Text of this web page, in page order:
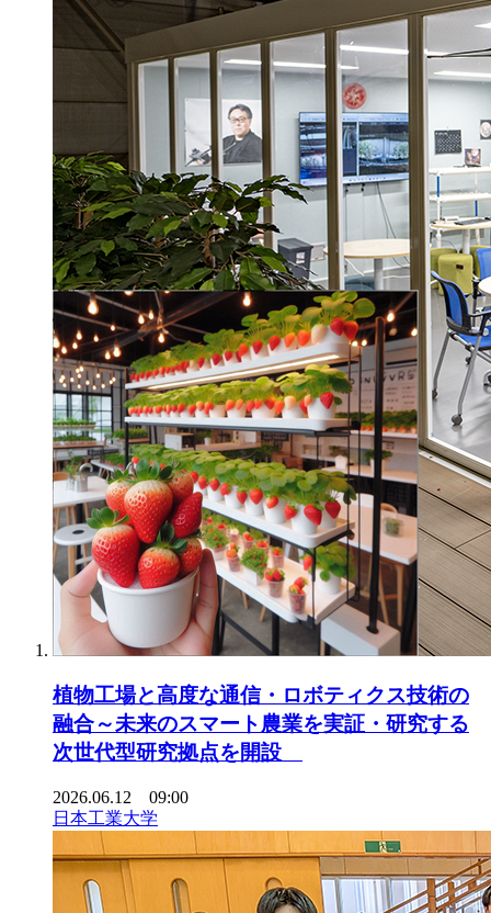
植物工場と高度な通信・ロボティクス技術の
融合～未来のスマート農業を実証・研究する
次世代型研究拠点を開設
2026.06.12 09:00
日本工業大学